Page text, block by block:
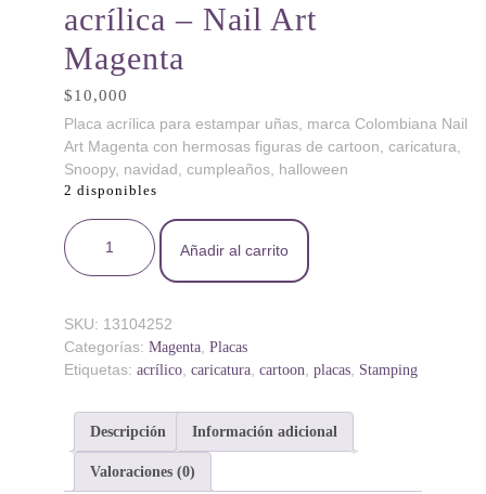
acrílica – Nail Art
Magenta
$10,000
Placa acrílica para estampar uñas, marca Colombiana Nail
Art Magenta con hermosas figuras de cartoon, caricatura,
Snoopy, navidad, cumpleaños, halloween
2 disponibles
Snoopy contigo - Placa acrílica - Nail Art Magenta
cantidad
Añadir al carrito
SKU: 13104252
Categorías: Magenta, Placas
Etiquetas: acrílico, caricatura, cartoon, placas, Stamping
Descripción Información adicional
Valoraciones (0)